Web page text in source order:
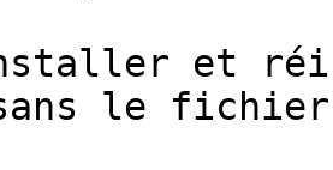
et
le fichier